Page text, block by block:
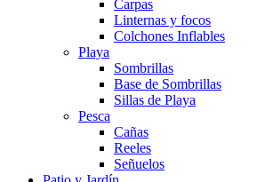
Carpas
Linternas y focos
Colchones Inflables
Playa
Sombrillas
Base de Sombrillas
Sillas de Playa
Pesca
Cañas
Reeles
Señuelos